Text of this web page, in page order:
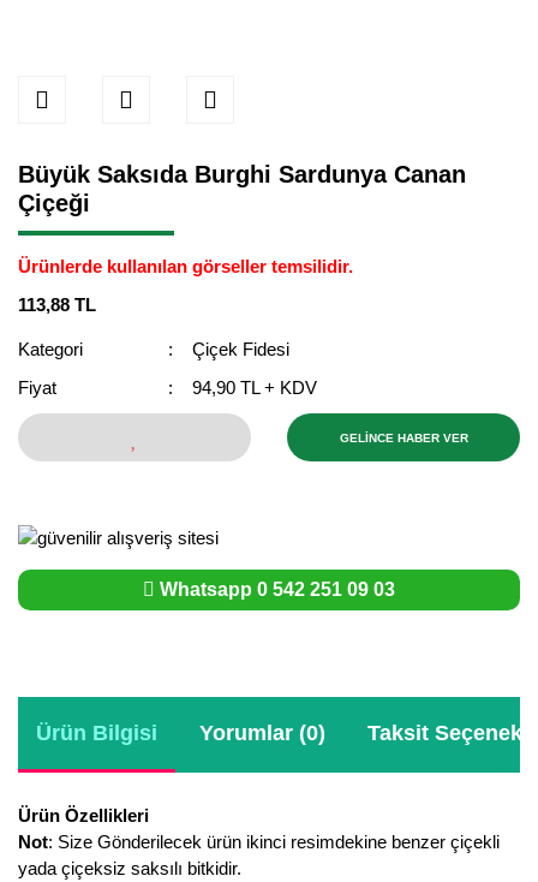
Büyük Saksıda Burghi Sardunya Canan
Çiçeği
Ürünlerde kullanılan görseller temsilidir.
113,88 TL
Kategori
Çiçek Fidesi
Fiyat
94,90 TL + KDV
GELİNCE HABER VER
Whatsapp 0 542 251 09 03
Ürün Bilgisi Yorumlar (0) Taksit
Ürün Özellikleri
Not: Size Gönderilecek ürün ikinci resimdekine benzer çiçekli
yada çiçeksiz saksılı bitkidir.